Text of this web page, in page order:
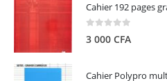
000 CFA.
3 000 CFA